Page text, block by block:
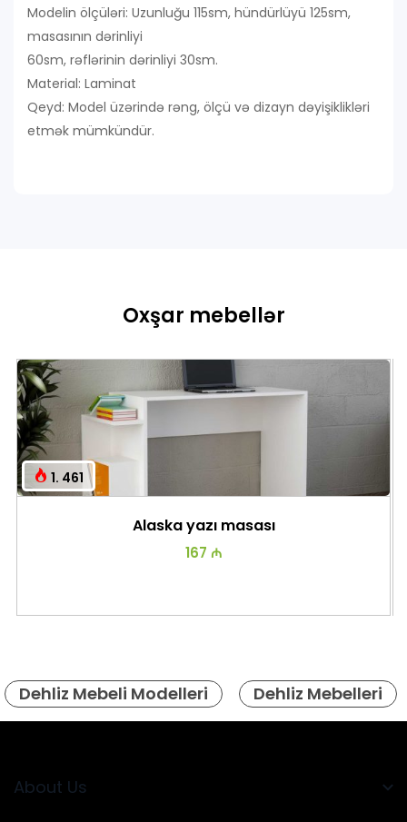
Modelin ölçüləri: Uzunluğu 115sm, hündürlüyü 125sm,
masasının dərinliyi
60sm, rəflərinin dərinliyi 30sm.
Material: Laminat
Qeyd: Model üzərində rəng, ölçü və dizayn dəyişiklikləri
etmək mümkündür.
Oxşar mebellər
1. 461
Alaska yazı masası
167 ₼
Dehliz Mebeli Modelleri Dehliz Mebelleri
About Us